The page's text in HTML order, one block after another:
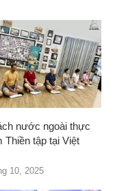
nước ngoài thực
Thiền tập tại Việt
10, 2025